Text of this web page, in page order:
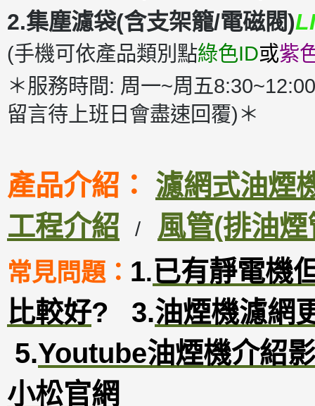
2.集塵濾袋(含支架籠/電磁閥)
(手機可依產品類別點綠色ID或紫
＊服務時間: 周一~周五
留言待上班日會盡速回覆)＊
產品介紹： 濾網式油煙
工程介紹
/ 風管(排油煙
常見問題： 1.已有靜電機
比較好? 3.油煙機濾網
5.Youtube油煙機介紹
小松官網